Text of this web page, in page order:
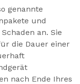
genannte
und
an. Sie
die Dauer einer
nach Ende Ihres